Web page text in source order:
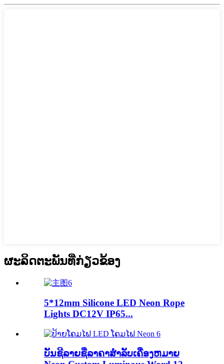
ຜະ​ລິດ​ຕະ​ພັນ​ທີ່​ກ່ຽວ​ຂ້ອງ
5*12mm Silicone LED Neon Rope
Lights DC12V IP65...
ບັນຊີລາຍຊື່ລາຄາສໍາລັບເຄື່ອງຫມາຍ